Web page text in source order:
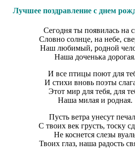
Лучшее поздравление с днем
Сегодня ты появилась на
Словно солнце, на небе,
Наш любимый, родной
Наша доченька дорогая.
И все птицы поют для
И стихи вновь поэты
Этот мир для тебя, для
Наша милая и родная.
Пусть ветра унесут
С твоих век грусть, тоску
Не коснется слезы
Твоих глаз, наша радость